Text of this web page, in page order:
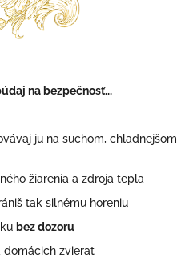
na bezpečnosť...
ju na suchom, chladnejšom
žiarenia a zdroja tepla
tak silnému horeniu
bez dozoru
domácich zvierat